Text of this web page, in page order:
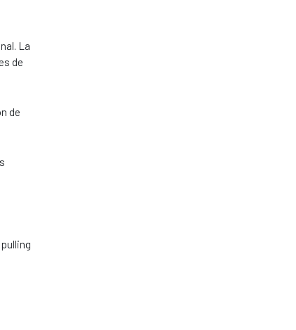
La
de
de